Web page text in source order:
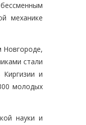
механике
Новгороде,
стали
и
молодых
науки и